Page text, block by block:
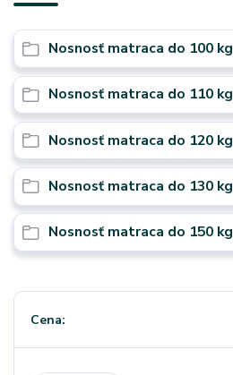
Nosnosť matraca do 100 kg
Nosnosť matraca do 110 kg
Nosnosť matraca do 120 kg
Nosnosť matraca do 130 kg
Nosnosť matraca do 150 kg
Cena: